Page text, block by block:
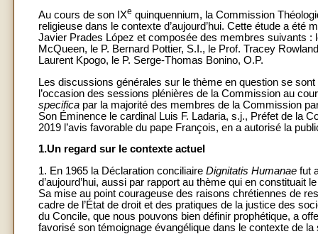
Au cours de son IXe quinquennium, la Commission
religieuse dans le contexte d’aujourd’hui. Cette étude a
Javier Prades López et composée des membres suivants :
McQueen, le P. Bernard Pottier, S.I., le Prof. Tracey
Laurent Kpogo, le P. Serge-Thomas Bonino, O.P.
Les discussions générales sur le thème en question se
l’occasion des sessions plénières de la Commission au
specifica par la majorité des membres de la Commission
Son Éminence le cardinal Luis F. Ladaria, s.j., Préfet de la
2019 l’avis favorable du pape François, en a autorisé la
1.Un regard sur le contexte actuel
1. En 1965 la Déclaration conciliaire Dignitatis Humanae fut
d’aujourd’hui, aussi par rapport au thème qui en
Sa mise au point courageuse des raisons chrétiennes de
cadre de l’État de droit et des pratiques de la justice des
du Concile, que nous pouvons bien définir prophétique, a
favorisé son témoignage évangélique dans le contexte de